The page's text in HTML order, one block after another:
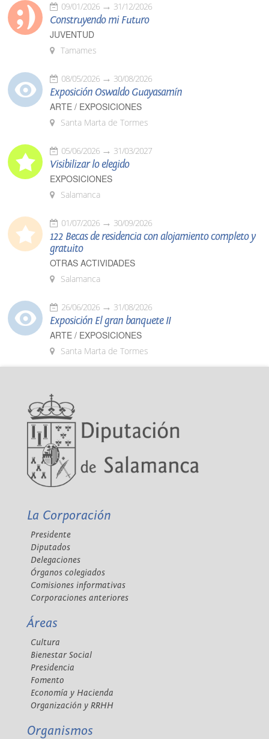
09/01/2026 31/12/2026
Construyendo mi Futuro
JUVENTUD
Tamames
08/05/2026 30/08/2026
Exposición Oswaldo Guayasamín
ARTE / EXPOSICIONES
Santa Marta de Tormes
05/06/2026 31/03/2027
Visibilizar lo elegido
EXPOSICIONES
Salamanca
01/07/2026 30/09/2026
122 Becas de residencia con alojamiento completo y
gratuito
OTRAS ACTIVIDADES
Salamanca
26/06/2026 31/08/2026
Exposición El gran banquete II
ARTE / EXPOSICIONES
Santa Marta de Tormes
La Corporación
Presidente
Diputados
Delegaciones
Órganos colegiados
Comisiones informativas
Corporaciones anteriores
Áreas
Cultura
Bienestar Social
Presidencia
Fomento
Economía y Hacienda
Organización y RRHH
Organismos